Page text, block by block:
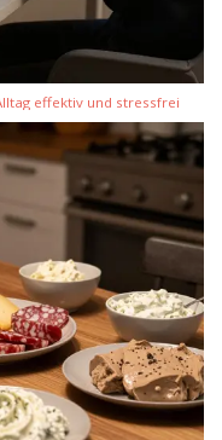
effektiv und stressfrei